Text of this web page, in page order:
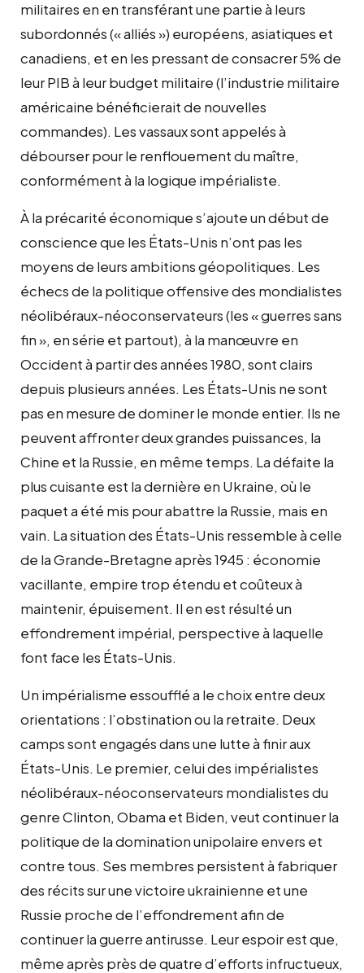
militaires en en transférant une partie à leurs
subordonnés (« alliés ») européens, asiatiques et
canadiens, et en les pressant de consacrer 5% de
leur PIB à leur budget militaire (l’industrie militaire
américaine bénéficierait de nouvelles
commandes). Les vassaux sont appelés à
débourser pour le renflouement du maître,
conformément à la logique impérialiste.
À la précarité économique s’ajoute un début de
conscience que les États-Unis n’ont pas les
moyens de leurs ambitions géopolitiques. Les
échecs de la politique offensive des mondialistes
néolibéraux-néoconservateurs (les « guerres sans
fin », en série et partout), à la manœuvre en
Occident à partir des années 1980, sont clairs
depuis plusieurs années. Les États-Unis ne sont
pas en mesure de dominer le monde entier. Ils ne
peuvent affronter deux grandes puissances, la
Chine et la Russie, en même temps. La défaite la
plus cuisante est la dernière en Ukraine, où le
paquet a été mis pour abattre la Russie, mais en
vain. La situation des États-Unis ressemble à celle
de la Grande-Bretagne après 1945 : économie
vacillante, empire trop étendu et coûteux à
maintenir, épuisement. Il en est résulté un
effondrement impérial, perspective à laquelle
font face les États-Unis.
Un impérialisme essoufflé a le choix entre deux
orientations : l’obstination ou la retraite. Deux
camps sont engagés dans une lutte à finir aux
États-Unis. Le premier, celui des impérialistes
néolibéraux-néoconservateurs mondialistes du
genre Clinton, Obama et Biden, veut continuer la
politique de la domination unipolaire envers et
contre tous. Ses membres persistent à fabriquer
des récits sur une victoire ukrainienne et une
Russie proche de l’effondrement afin de
continuer la guerre antirusse. Leur espoir est que,
même après près de quatre d’efforts infructueux,